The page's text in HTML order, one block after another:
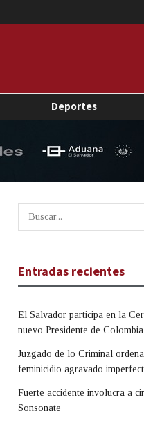
Deportes
Entradas recientes
El Salvador participa en la
nuevo Presidente de Colombia
Juzgado de lo Criminal
feminicidio agravado
Fuerte accidente involucra a
Sonsonate